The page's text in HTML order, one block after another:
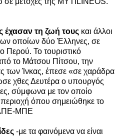
έχασαν τη ζωή τους και άλλοι
οποίων δύο Έλληνες, σε
Περού. Το τουριστικό
το Μάτσου Πίτσου, την
των Ίνκας, έπεσε «σε χαράδρα
χθες Δευτέρα ο υπουργός
σύμφωνα με τον οποίο
όπου σημειώθηκε το
ΜΠΕ
-με τα φαινόμενα να είναι